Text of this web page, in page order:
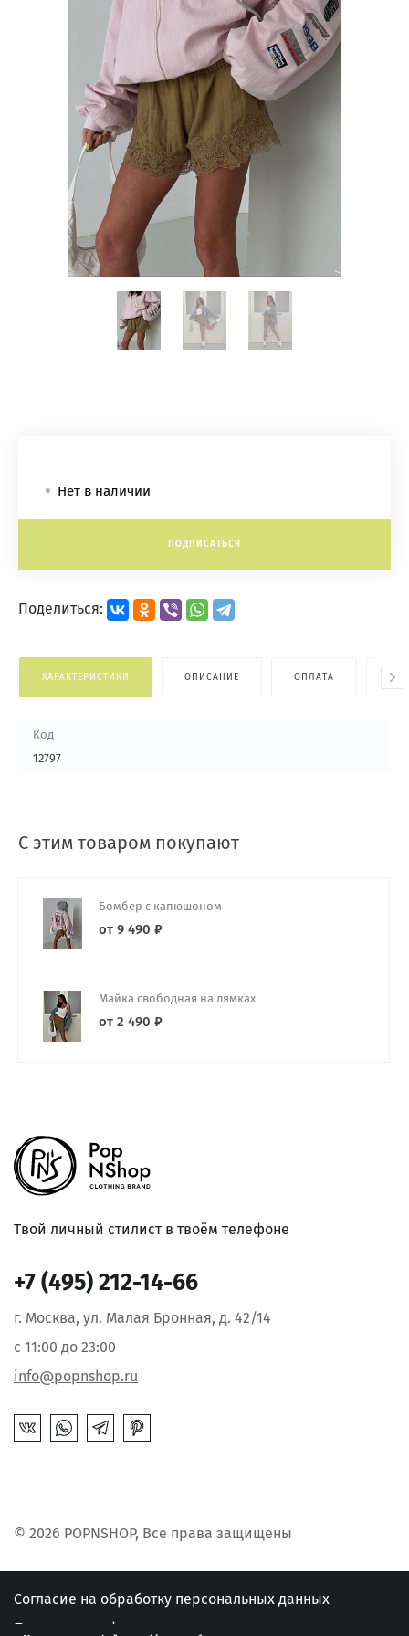
Нет в наличии
ПОДПИСАТЬСЯ
Поделиться:
ХАРАКТЕРИСТИКИ ОПИСАНИЕ ОПЛАТА
Код
12797
С этим товаром покупают
Бомбер с капюшоном
от 9 490 ₽
Майка свободная на лямках
от 2 490 ₽
Твой личный стилист в твоём телефоне
© 2026 POPNSHOP, Все права защищены
+7 (495) 212-14-66
г. Москва, ул. Малая Бронная, д. 42/14
с 11:00 до 23:00
info@popnshop.ru
Согласие на обработку персональных данных
Политика конфиденциальности